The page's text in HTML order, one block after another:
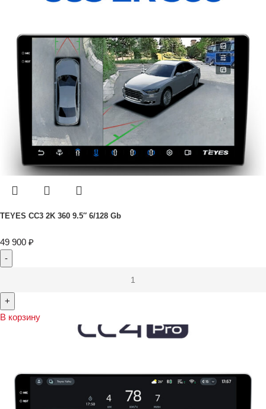
TEYES CC3 2K 360 9.5″ 6/128 Gb
49 900 ₽
В корзину